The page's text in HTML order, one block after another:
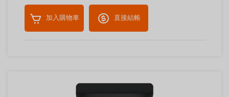
加入購物車 直接結帳